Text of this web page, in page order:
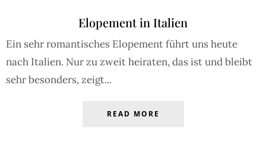
Elopement in Italien
Ein sehr romantisches Elopement führt uns heute
nach Italien. Nur zu zweit heiraten, das ist und bleibt
sehr besonders, zeigt...